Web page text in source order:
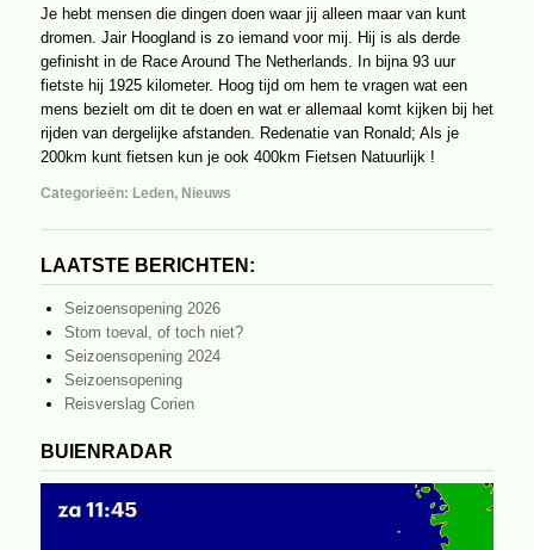
Je hebt mensen die dingen doen waar jij alleen maar van kunt
dromen. Jair Hoogland is zo iemand voor mij. Hij is als derde
gefinisht in de Race Around The Netherlands. In bijna 93 uur
fietste hij 1925 kilometer. Hoog tijd om hem te vragen wat een
mens bezielt om dit te doen en wat er allemaal komt kijken bij het
rijden van dergelijke afstanden. Redenatie van Ronald; Als je
200km kunt fietsen kun je ook 400km Fietsen Natuurlijk !
Categorieën: Leden, Nieuws
LAATSTE BERICHTEN:
Seizoensopening 2026
Stom toeval, of toch niet?
Seizoensopening 2024
Seizoensopening
Reisverslag Corien
BUIENRADAR